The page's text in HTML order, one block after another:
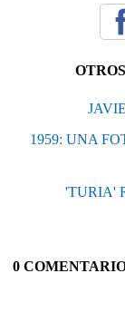
1959: UNA
'TURIA'
0